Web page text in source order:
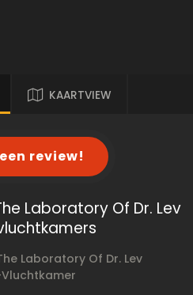
KAARTVIEW
review!
Laboratory Of Dr. Lev
The Laboratory Of Dr. Lev